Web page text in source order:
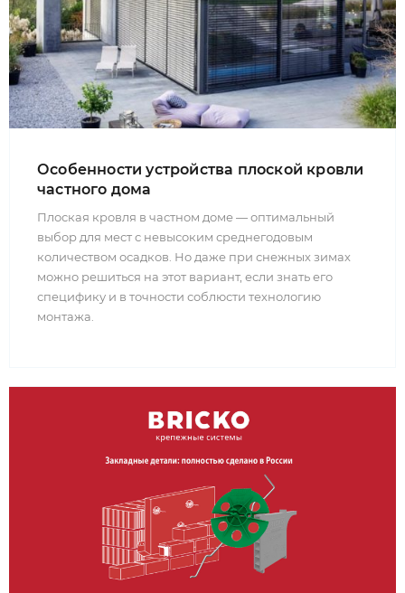
Особенности устройства плоской кровли
частного дома
Плоская кровля в частном доме — оптимальный
выбор для мест с невысоким среднегодовым
количеством осадков. Но даже при снежных зимах
можно решиться на этот вариант, если знать его
специфику и в точности соблюсти технологию
монтажа.